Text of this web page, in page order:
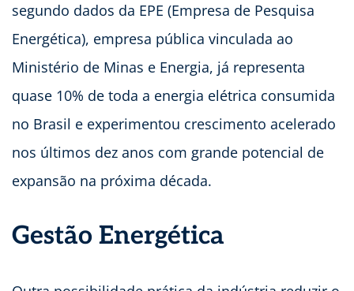
segundo dados da EPE (Empresa de Pesquisa
Energética), empresa pública vinculada ao
Ministério de Minas e Energia, já representa
quase 10% de toda a energia elétrica consumida
no Brasil e experimentou crescimento acelerado
nos últimos dez anos com grande potencial de
expansão na próxima década.
Gestão Energética